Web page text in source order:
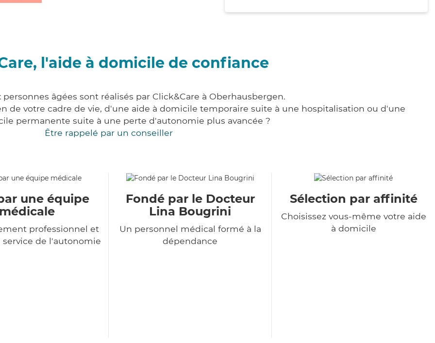
l'aide à domicile de confiance
personnes âgées sont réalisés par Click&Care à Oberhausbergen.
de votre cadre de vie, d'une aide à domicile temporaire suite à une hospitalisation ou d'une
permanente suite à une perte d'autonomie plus avancée ?
Être rappelé par un conseiller
une équipe
professionnel et
de l'autonomie
Fondé par le Docteur
Lina Bougrini
Un personnel médical formé à la
dépendance
Sélection par affinité
Choisissez vous-même votre aide
à domicile